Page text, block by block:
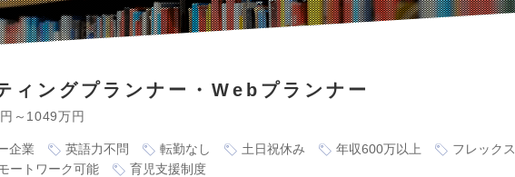
ィングプランナー・Webプランナー
～1049万円
企業 英語力不問 転勤なし 土日祝休み 年収600万以上
フレックス
ートワーク可能 育児支援制度